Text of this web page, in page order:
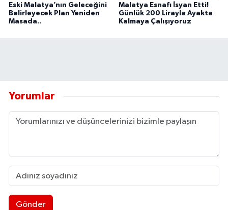
Eski Malatya’nın Geleceğini
Belirleyecek Plan Yeniden
Masada..
Malatya Esnafı İsyan Etti!
Günlük 200 Lirayla Ayakta
Kalmaya Çalışıyoruz
Yorumlar
Gönder